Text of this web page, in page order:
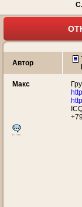
Автор
Макс